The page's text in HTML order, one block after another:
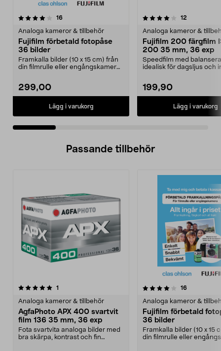
16recensioner
Analoga kameror & tillbehör
Fujifilm förbetald fotopåse
36 bilder
Framkalla bilder (10 x 15 cm) från
din filmrulle eller engångskamera.
299,00
Lägg i varukorg
4.0 av 5 stjärnor 12
Analoga kameror &
Fujifilm 200 färgfilm
200 35 mm, 36 exp
Speedfilm med
idealisk för dagsljus och
199,90
Lägg i varukorg
0.0 av 5 stjärnor
Passande tillbehör
1
Analoga kameror & tillbehör
AgfaPhoto APX 400 svartvit
film 136 35 mm, 36 exp
Fota svartvita analoga bilder med
bra skärpa, kontrast och fin
4.0av 5 stjärnor 16recensioner
Analoga kameror &
Fujifilm förbetald
36 bilder
Framkalla bilder (10 x 15
din filmrulle eller
0.0 av 5 stjärnor